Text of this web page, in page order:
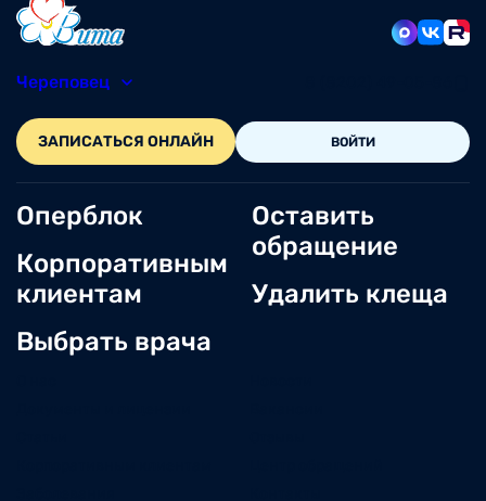
Череповец
ЗАПИСАТЬСЯ ОНЛАЙН ВОЙТИ
Оперблок
Корпоративным
клиентам
Выбрать врача
Оставить
обращение
Удалить клеща